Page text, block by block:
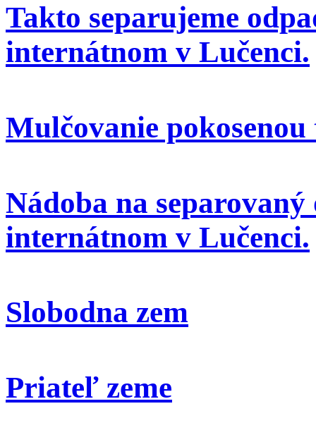
Takto separujeme
internátnom v Lučenci.
Mulčovanie
Nádoba na
internátnom v Lučenci.
Slobodna zem
Priateľ zeme